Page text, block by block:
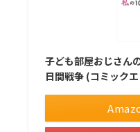
子ども部屋おじさん
日間戦争 (コミック